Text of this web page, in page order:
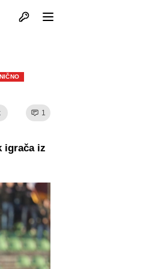
Otvori profil
1
igrača iz